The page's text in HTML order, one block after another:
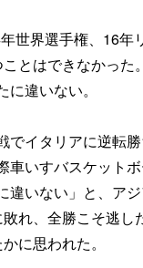
世界選手権、16年
とはできなかっ
違いない。
でイタリアに逆転
車いすバスケット
違いない」と、ア
れ、全勝こそ逃
に思われた。